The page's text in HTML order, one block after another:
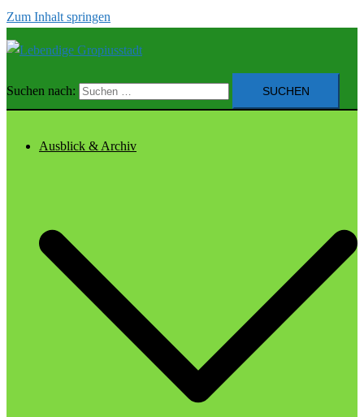
Zum Inhalt springen
Suchen nach:
Ausblick & Archiv